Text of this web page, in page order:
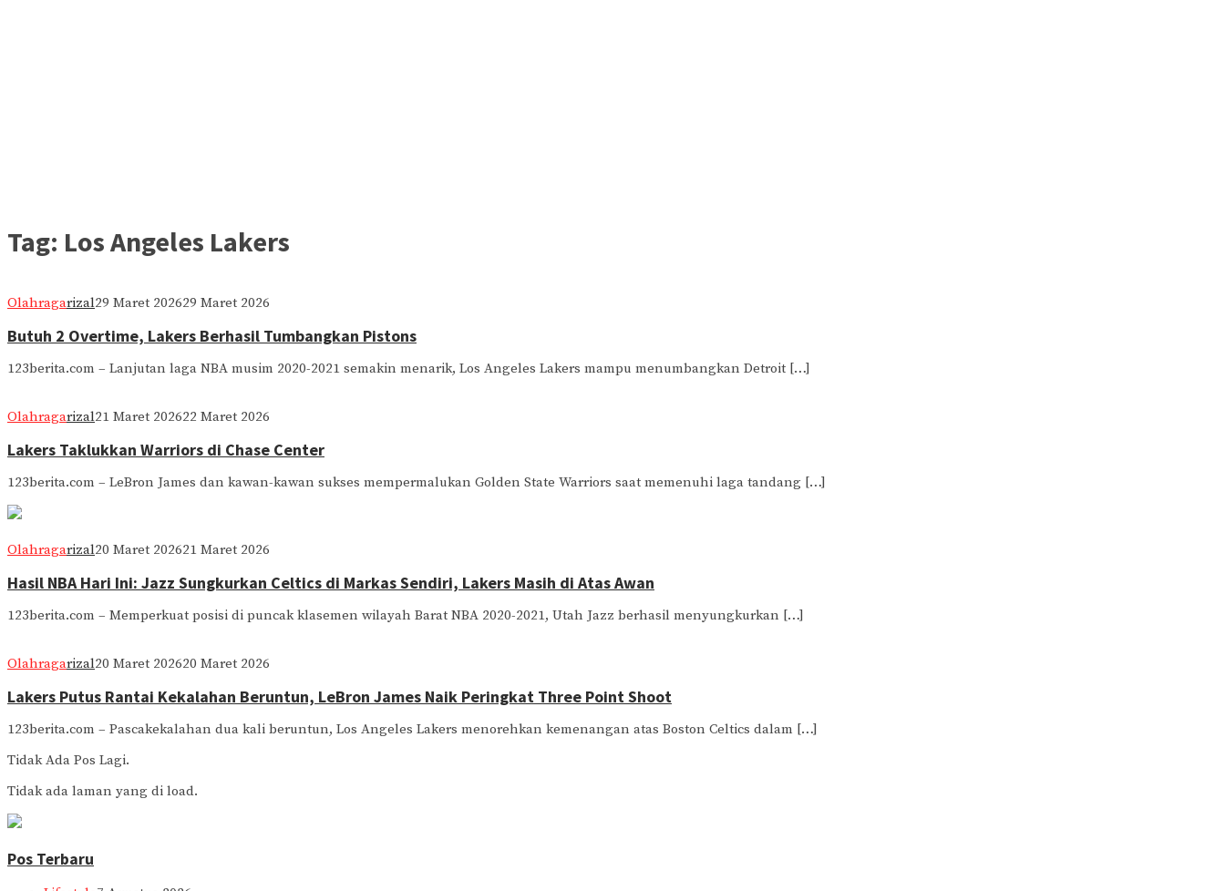
Tag: Los Angeles Lakers
Olahragarizal29 Maret 202629 Maret 2026
Butuh 2 Overtime, Lakers Berhasil Tumbangkan Pistons
123berita.com – Lanjutan laga NBA musim 2020-2021 semakin menarik, Los Angeles Lakers mampu menumbangkan Detroit […]
Olahragarizal21 Maret 202622 Maret 2026
Lakers Taklukkan Warriors di Chase Center
123berita.com – LeBron James dan kawan-kawan sukses mempermalukan Golden State Warriors saat memenuhi laga tandang […]
Olahragarizal20 Maret 202621 Maret 2026
Hasil NBA Hari Ini: Jazz Sungkurkan Celtics di Markas Sendiri, Lakers Masih di Atas Awan
123berita.com – Memperkuat posisi di puncak klasemen wilayah Barat NBA 2020-2021, Utah Jazz berhasil menyungkurkan […]
Olahragarizal20 Maret 202620 Maret 2026
Lakers Putus Rantai Kekalahan Beruntun, LeBron James Naik Peringkat Three Point Shoot
123berita.com – Pascakekalahan dua kali beruntun, Los Angeles Lakers menorehkan kemenangan atas Boston Celtics dalam […]
Tidak Ada Pos Lagi.
Tidak ada laman yang di load.
Pos Terbaru